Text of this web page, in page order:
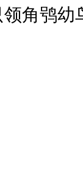
角鸮